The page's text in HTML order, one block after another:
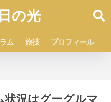
の光
ム 旅技 プロフィール
状況はグーグルマ